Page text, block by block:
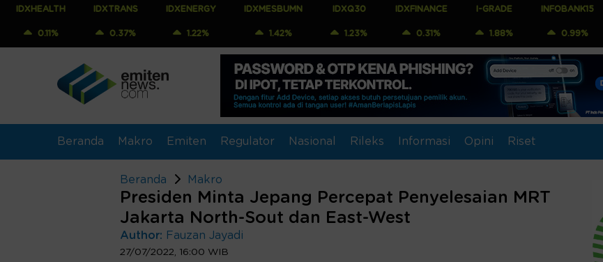
IDXTRANS
0.37%
IDXENERGY
1.22%
IDXMESBUMN IDXQ30
1.23%
IDXFINANCE
0.31%
I-GRADE
1.88%
INFOBANK15
0.99%
Beranda Makro Emiten Regulator Nasional Rileks Informasi Opini Riset
Beranda Makro
Presiden Minta Jepang Percepat Penyelesaian MRT
Jakarta North-Sout dan East-West
Author: Fauzan Jayadi
27/07/2022, 16:00 WIB